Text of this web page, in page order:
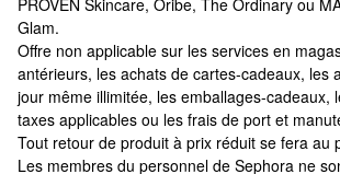
PROVEN Skincare, Oribe, The Ordinary ou
Glam.
Offre non applicable sur les services en
antérieurs, les achats de cartes-cadeaux, les
jour même illimitée, les emballages-cadeaux,
taxes applicables ou les frais de port et
Tout retour de produit à prix réduit se fera au
Les membres du personnel de Sephora ne